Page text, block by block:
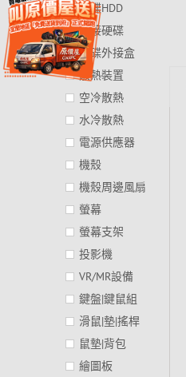
硬碟HDD
外接硬碟
硬碟外接盒
散熱裝置
空冷散熱
水冷散熱
電源供應器
機殼
機殼周邊風扇
螢幕
螢幕支架
投影機
VR/MR設備
鍵盤|鍵鼠組
滑鼠|墊|搖桿
鼠墊|背包
繪圖板